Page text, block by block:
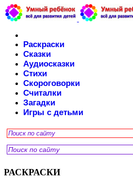
Раскраски
Сказки
Аудиосказки
Стихи
Скороговорки
Считалки
Загадки
Игры с детьми
РАСКРАСКИ